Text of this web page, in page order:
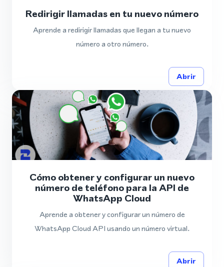
Redirigir llamadas en tu nuevo número
Aprende a redirigir llamadas que llegan a tu nuevo
número a otro número.
Abrir
Cómo obtener y configurar un nuevo
número de teléfono para la API de
WhatsApp Cloud
Aprende a obtener y configurar un número de
WhatsApp Cloud API usando un número virtual.
Abrir